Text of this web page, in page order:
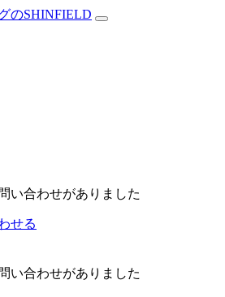
い合わせがありました
せる
い合わせがありました